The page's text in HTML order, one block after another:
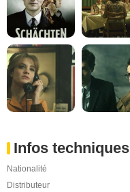
Infos techniques
Nationalité
Distributeur